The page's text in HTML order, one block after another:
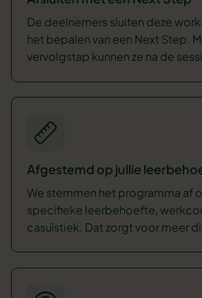
De deelnemers sluiten deze
het bepalen van een Next Step.
vervolgstap kunnen ze na de
Afgestemd op jullie
We stemmen het programma af
specifieke leerbehoefte,
casuïstiek. Dat zorgt voor meer